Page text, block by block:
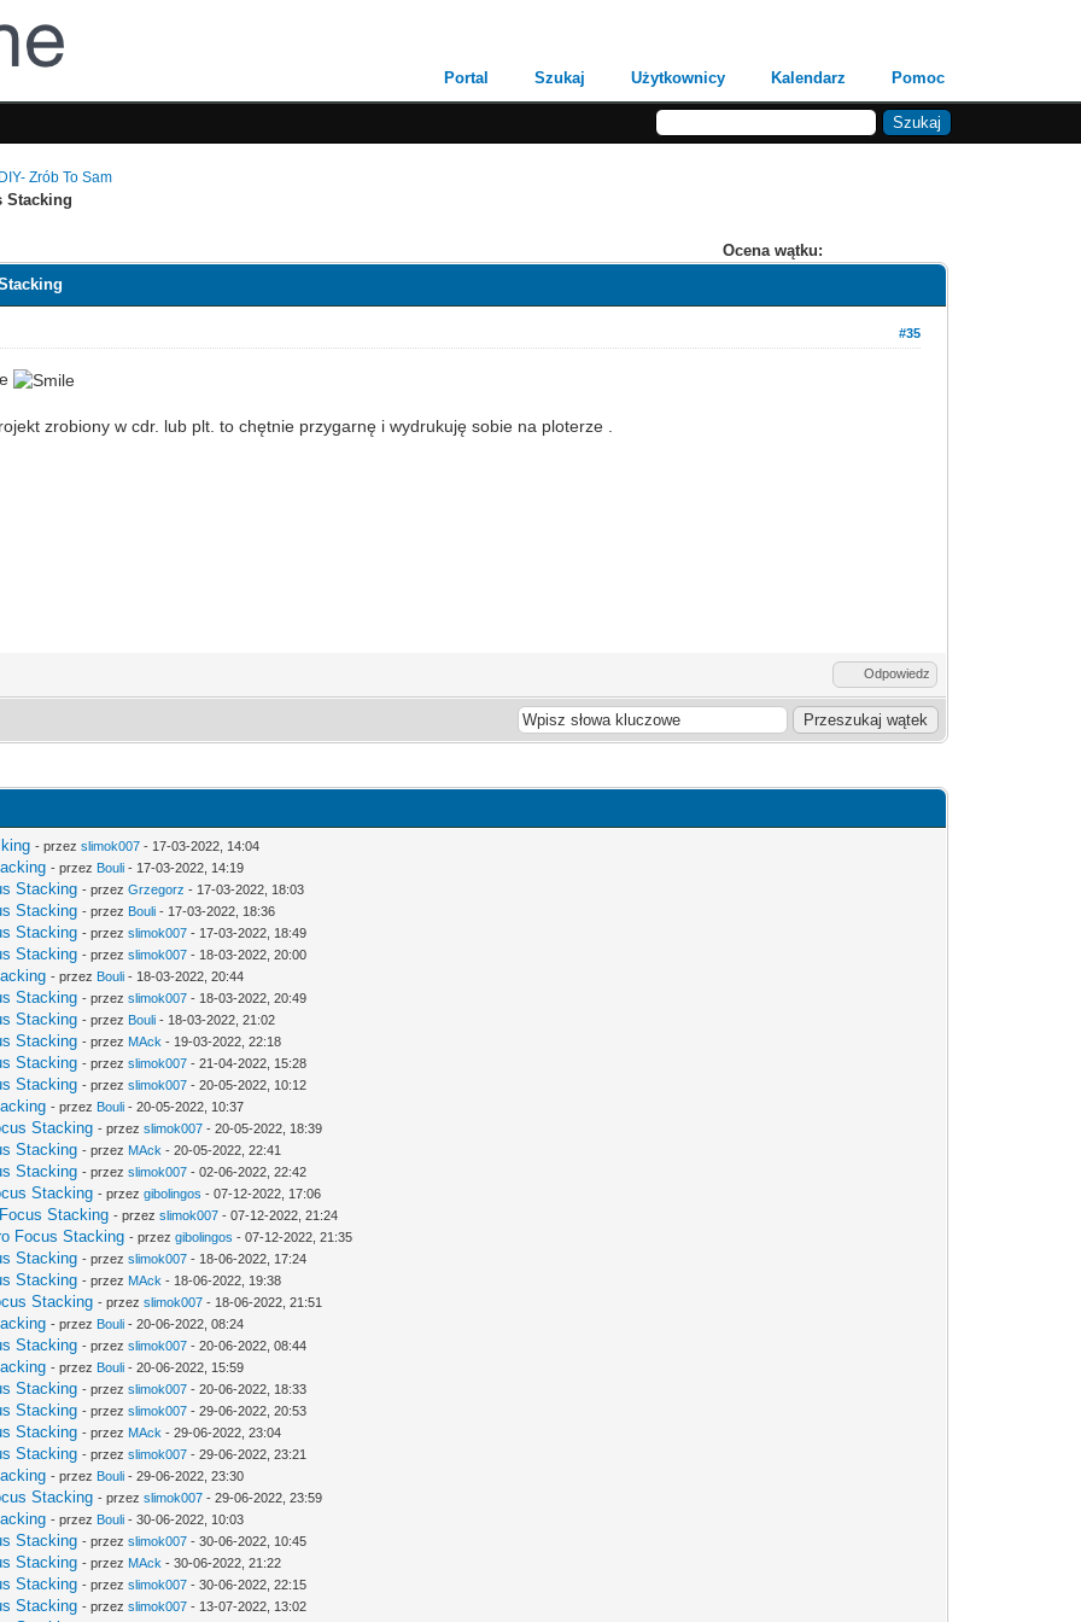
Portal Szukaj Użytkownicy Kalendarz Pomoc
Zrób To Sam
Stacking
Ocena wątku:
#35
zrobiony w cdr. lub plt. to chętnie przygarnę i wydrukuję sobie na ploterze .
Odpowiedz
- przezslimok007 - 17-03-2022, 14:04
- przez Bouli - 17-03-2022, 14:19
Stacking - przezGrzegorz - 17-03-2022, 18:03
Stacking - przez Bouli - 17-03-2022, 18:36
Stacking - przezslimok007 - 17-03-2022, 18:49
Stacking - przezslimok007 - 18-03-2022, 20:00
- przez Bouli - 18-03-2022, 20:44
Stacking - przezslimok007 - 18-03-2022, 20:49
Stacking - przez Bouli - 18-03-2022, 21:02
Stacking - przez MAck - 19-03-2022, 22:18
Stacking - przezslimok007 - 21-04-2022, 15:28
Stacking - przezslimok007 - 20-05-2022, 10:12
- przez Bouli - 20-05-2022, 10:37
Stacking - przezslimok007 - 20-05-2022, 18:39
Stacking - przez MAck - 20-05-2022, 22:41
Stacking - przezslimok007 - 02-06-2022, 22:42
Stacking - przezgibolingos - 07-12-2022, 17:06
Stacking - przezslimok007 - 07-12-2022, 21:24
Focus Stacking - przezgibolingos - 07-12-2022, 21:35
Stacking - przezslimok007 - 18-06-2022, 17:24
Stacking - przez MAck - 18-06-2022, 19:38
Stacking - przezslimok007 - 18-06-2022, 21:51
- przez Bouli - 20-06-2022, 08:24
Stacking - przezslimok007 - 20-06-2022, 08:44
- przez Bouli - 20-06-2022, 15:59
Stacking - przezslimok007 - 20-06-2022, 18:33
Stacking - przezslimok007 - 29-06-2022, 20:53
Stacking - przez MAck - 29-06-2022, 23:04
Stacking - przezslimok007 - 29-06-2022, 23:21
- przez Bouli - 29-06-2022, 23:30
Stacking - przezslimok007 - 29-06-2022, 23:59
- przez Bouli - 30-06-2022, 10:03
Stacking - przezslimok007 - 30-06-2022, 10:45
Stacking - przez MAck - 30-06-2022, 21:22
Stacking - przezslimok007 - 30-06-2022, 22:15
Stacking - przezslimok007 - 13-07-2022, 13:02